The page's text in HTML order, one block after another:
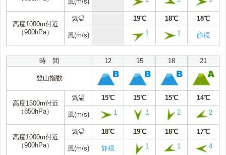
高度1000m付近
（900hPa）
気温 19℃ 18℃ 18℃
風(m/s) 1 1 静穏
時 間 12 15 18 21
登山指数
高度1500m付近
（850hPa）
気温 15℃ 15℃ 15℃ 14℃
風(m/s) 1 1 2 2
高度1000m付近
（900hPa）
気温 18℃ 19℃ 18℃ 17℃
風(m/s) 静穏 1 1 4